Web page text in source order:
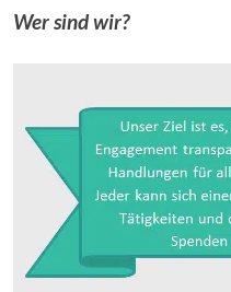
Wer sind wir?